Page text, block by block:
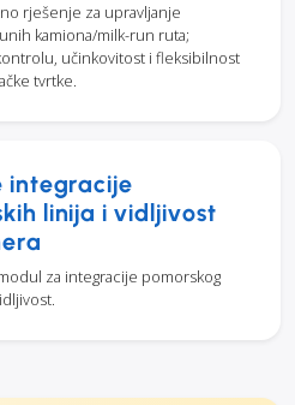
rješenje za upravljanje
kamiona/milk-run ruta;
učinkovitost i fleksibilnost
tvrtke.
integracije
linija i vidljivost
za integracije pomorskog